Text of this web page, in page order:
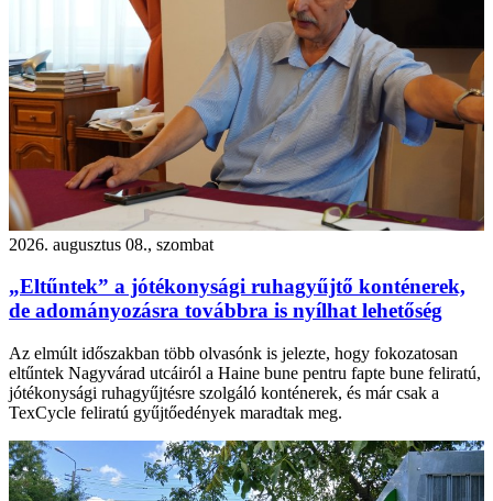
2026. augusztus 08., szombat
„Eltűntek” a jótékonysági ruhagyűjtő konténerek,
de adományozásra továbbra is nyílhat lehetőség
Az elmúlt időszakban több olvasónk is jelezte, hogy fokozatosan
eltűntek Nagyvárad utcáiról a Haine bune pentru fapte bune feliratú,
jótékonysági ruhagyűjtésre szolgáló konténerek, és már csak a
TexCycle feliratú gyűjtőedények maradtak meg.